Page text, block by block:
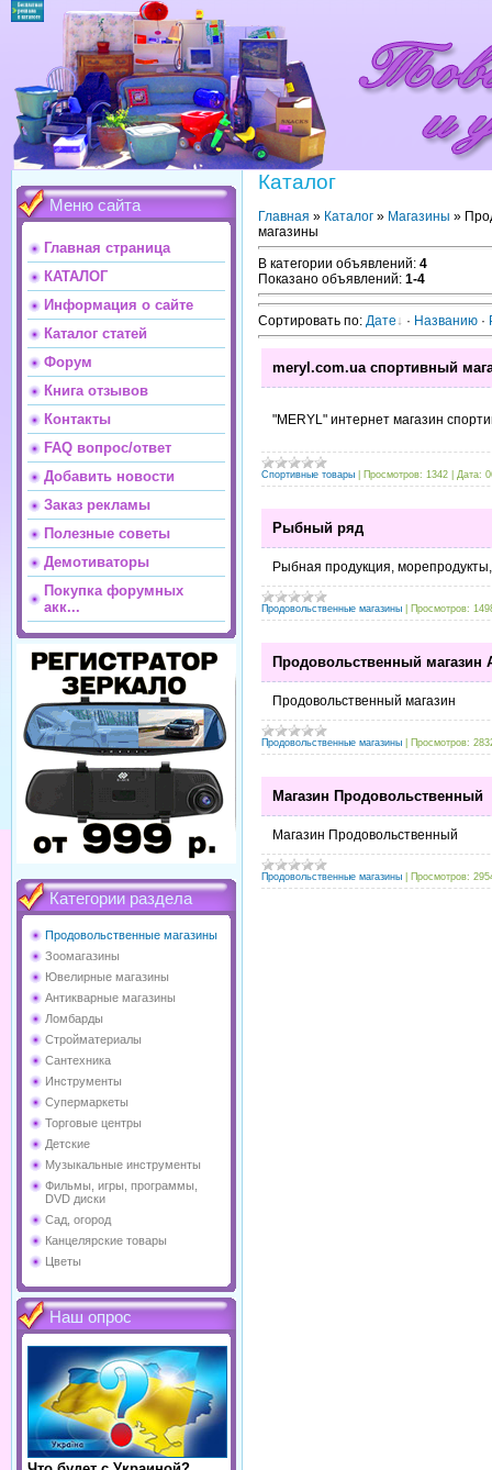
Меню сайта
Главная страница
КАТАЛОГ
Информация о сайте
Каталог статей
Форум
Книга отзывов
Контакты
FAQ вопрос/ответ
Добавить новости
Заказ рекламы
Полезные советы
Демотиваторы
Покупка форумных
акк...
Категории раздела
Продовольственные магазины
Зоомагазины
Ювелирные магазины
Антикварные магазины
Ломбарды
Стройматериалы
Сантехника
Инструменты
Супермаркеты
Торговые центры
Детские
Музыкальные инструменты
Фильмы, игры, программы,
DVD диски
Сад, огород
Канцелярские товары
Цветы
Наш опрос
Каталог
Главная » Каталог » Магазины »
магазины
В категории объявлений: 4
Показано объявлений: 1-4
Сортировать по: Дате · Названию ·
meryl.com.ua спортивный
"MERYL" интернет магазин
Спортивные товары Просмотров: 1342 Дата:
Рыбный ряд
Рыбная продукция,
Продовольственные магазины Просмотров:
Продовольственный магазин
Продовольственный магазин
Продовольственные магазины Просмотров:
Магазин Продовольственный
Магазин Продовольственный
Продовольственные магазины Просмотров: